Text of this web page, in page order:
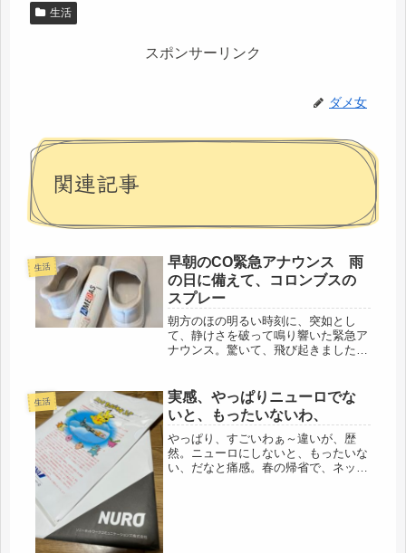
生活
スポンサーリンク
ダメ女
関連記事
生活
早朝のCO緊急アナウンス 雨
の日に備えて、コロンブスの
スプレー
朝方のほの明るい時刻に、突如とし
て、静けさを破って鳴り響いた緊急ア
ナウンス。驚いて、飛び起きました。
も。もしかして・・これは、一酸化炭
素中毒のチェッカーから？そうなる
と、ガス...
生活
実感、やっぱりニューロでな
いと、もったいないわ、
やっぱり、すごいわぁ～違いが、歴
然。ニューロにしないと、もったいな
い、だなと痛感。春の帰省で、ネット